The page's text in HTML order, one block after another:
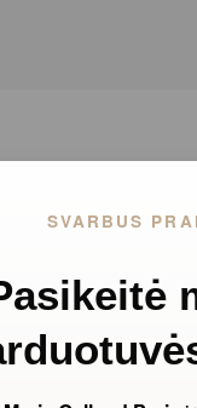
SVARBUS
kaukė